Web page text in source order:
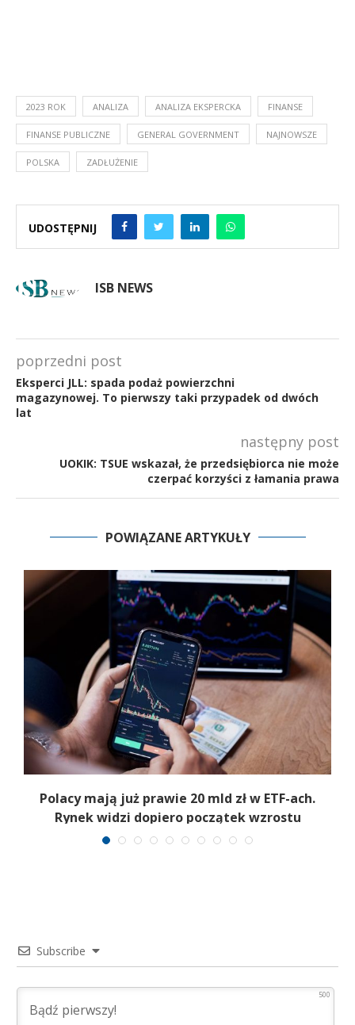
2023 ROK ANALIZA ANALIZA EKSPERCKA FINANSE
FINANSE PUBLICZNE GENERAL GOVERNMENT NAJNOWSZE
POLSKA ZADŁUŻENIE
UDOSTĘPNIJ
ISB NEWS
poprzedni post
Eksperci JLL: spada podaż powierzchni
magazynowej. To pierwszy taki przypadek od dwóch
lat
następny post
UOKIK: TSUE wskazał, że przedsiębiorca nie może
czerpać korzyści z łamania prawa
POWIĄZANE ARTYKUŁY
Polacy mają już prawie 20 mld zł w ETF-ach.
Rynek widzi dopiero początek wzrostu
Subscribe
500